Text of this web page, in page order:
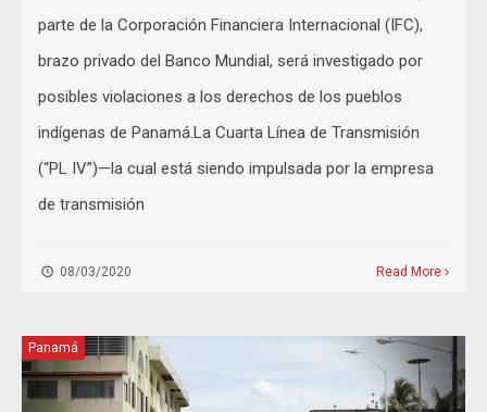
parte de la Corporación Financiera Internacional (IFC),
brazo privado del Banco Mundial, será investigado por
posibles violaciones a los derechos de los pueblos
indígenas de Panamá.La Cuarta Línea de Transmisión
(“PL IV”)—la cual está siendo impulsada por la empresa
de transmisión
08/03/2020 Read More
Panamá